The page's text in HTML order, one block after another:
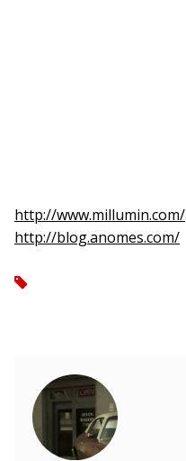
http://www.millumin.com/
http://blog.anomes.com/
tag